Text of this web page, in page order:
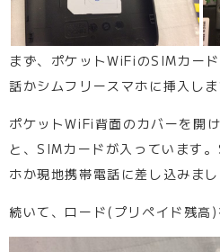
まず、ポケットWiFiのSIMカー
話かシムフリースマホに挿入しま
ポケットWiFi背面のカバーを開
と、SIMカードが入っています
ホか現地携帯電話に差し込みまし
続いて、ロード(プリペイド残高)